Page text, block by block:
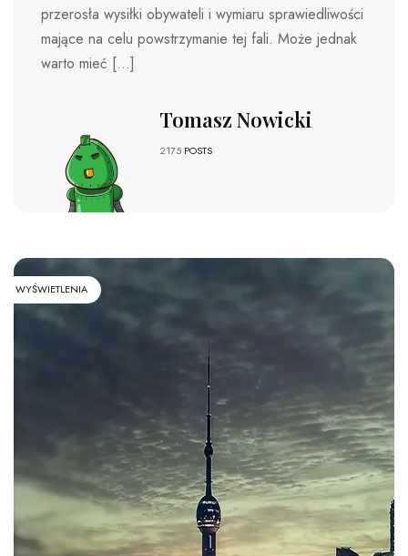
przerosła wysiłki obywateli i wymiaru sprawiedliwości
mające na celu powstrzymanie tej fali. Może jednak
warto mieć […]
Tomasz Nowicki
2175 POSTS
WYŚWIETLENIA